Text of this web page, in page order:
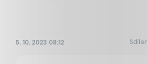
5. 10. 2023 08:12